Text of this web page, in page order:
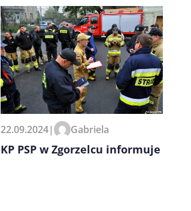
22.09.2024| Gabriela
KP PSP w Zgorzelcu informuje